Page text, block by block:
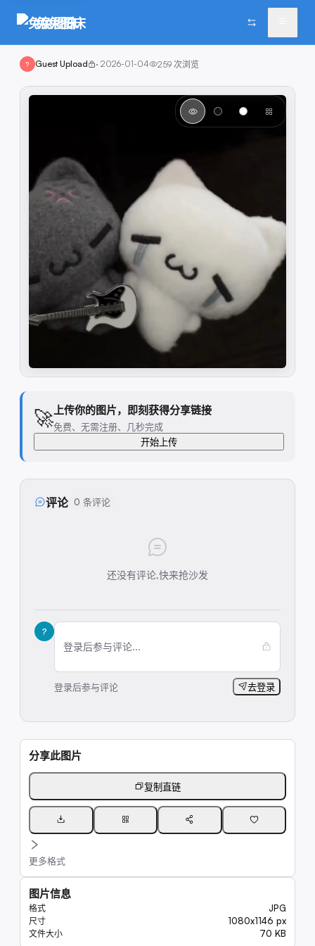
兔兔图床
? Guest Upload · 2026-01-04 259 次浏览
🚀上传你的图片，即刻获得分享链接
免费、无需注册、几秒完成
开始上传
评论 0 条评论
还没有评论,快来抢沙发
?
登录后参与评论...
登录后参与评论 去登录
分享此图片
复制直链
更多格式
图片信息
格式 JPG
尺寸 1080x1146 px
文件大小 70 KB